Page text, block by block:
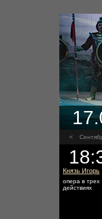
<
Князь Игорь
опера в трех
действиях